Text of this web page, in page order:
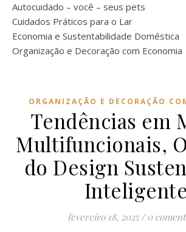
Autocuidado – você – seus pets
Cuidados Práticos para o Lar
Economia e Sustentabilidade Doméstica
Organização e Decoração com Economia
ORGANIZAÇÃO E DECORAÇÃO
Tendências em
Multifuncionais,
do Design
Inteligente
fevereiro 18, 2025 / 0